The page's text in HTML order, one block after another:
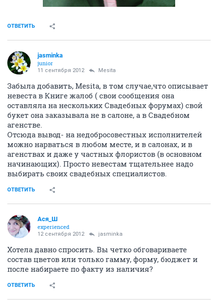
ОТВЕТИТЬ
jasminka
junior
11 сентября 2012 Mesita
Забыла добавить, Mesita, в том случае,что описывает
невеста в Книге жалоб ( свои сообщения она
оставляла на нескольких Свадебных форумах) свой
букет она заказывала не в салоне, а в Свадебном
агенстве.
Отсюда вывод- на недобросовестных исполнителей
можно нарваться в любом месте, и в салонах, и в
агенствах и даже у частных флористов (в основном
начинающих). Просто невестам тщательнее надо
выбирать своих свадебных специалистов.
ОТВЕТИТЬ
Ася_Ш
experienced
12 сентября 2012 jasminka
Хотела давно спросить. Вы четко обговариваете
состав цветов или только гамму, форму, бюджет и
после набираете по факту из наличия?
ОТВЕТИТЬ